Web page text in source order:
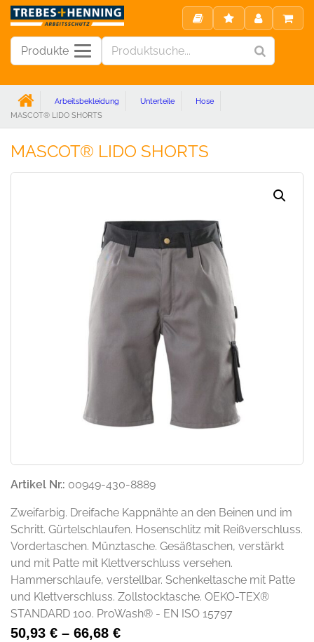
Produkte
Arbeitsbekleidung Unterteile
Hose
MASCOT® LIDO SHORTS
MASCOT® LIDO SHORTS
Artikel Nr.: 00949-430-8889
Zweifarbig. Dreifache Kappnähte an den Beinen und im
Schritt. Gürtelschlaufen. Hosenschlitz mit Reißverschluss.
Vordertaschen. Münztasche. Gesäßtaschen, verstärkt
und mit Patte mit Klettverschluss versehen.
Hammerschlaufe, verstellbar. Schenkeltasche mit Patte
und Klettverschluss. Zollstocktasche. OEKO-TEX®
STANDARD 100. ProWash® - EN ISO 15797
50,93 € – 66,68 €